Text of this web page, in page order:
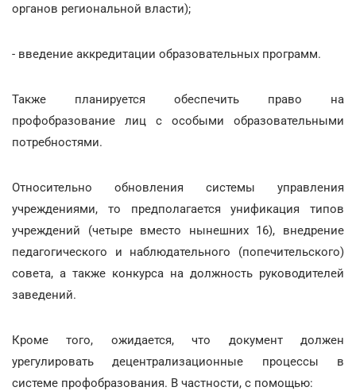
органов региональной власти);
- введение аккредитации образовательных программ.
Также планируется обеспечить право на
профобразование лиц с особыми образовательными
потребностями.
Относительно обновления системы управления
учреждениями, то предполагается унификация типов
учреждений (четыре вместо нынешних 16), внедрение
педагогического и наблюдательного (попечительского)
совета, а также конкурса на должность руководителей
заведений.
Кроме того, ожидается, что документ должен
урегулировать децентрализационные процессы в
системе профобразования. В частности, с помощью: